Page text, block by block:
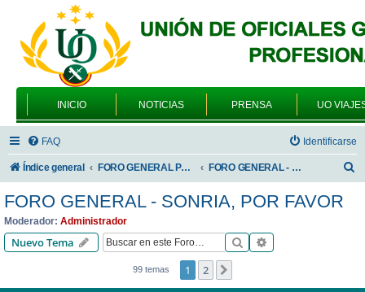
INICIO NOTICIAS PRENSA UO
FAQ Identificarse
Índice general FORO GENERAL PARA TODOS LOS USUARIOS FORO GENERAL - SONRIA, POR FAVOR
FORO GENERAL - SONRIA, POR FAVOR
Moderador: Administrador
Nuevo Tema Buscar
99 temas 1 2